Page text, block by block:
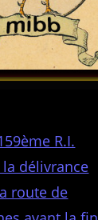
R.I.
délivrance
route de